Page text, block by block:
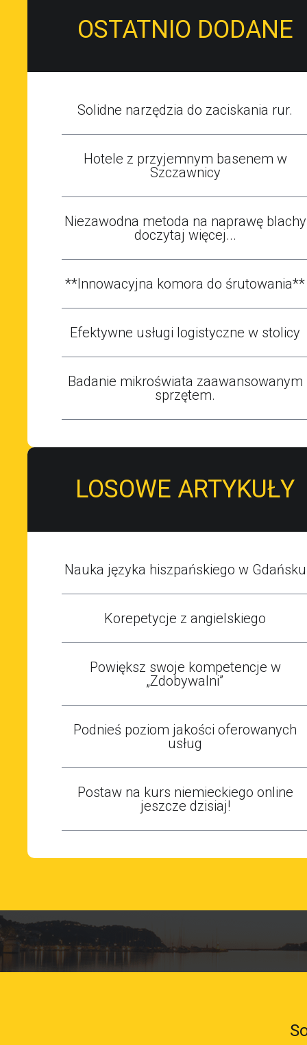
OSTATNIO DODANE
Solidne narzędzia do zaciskania rur.
Hotele z przyjemnym basenem w
Szczawnicy
Niezawodna metoda na naprawę blachy
doczytaj więcej...
**Innowacyjna komora do śrutowania**
Efektywne usługi logistyczne w stolicy
Badanie mikroświata zaawansowanym
sprzętem.
LOSOWE ARTYKUŁY
Nauka języka hiszpańskiego w Gdańsku
Korepetycje z angielskiego
Powiększ swoje kompetencje w
„Zdobywalni”
Podnieś poziom jakości oferowanych
usług
Postaw na kurs niemieckiego online
jeszcze dzisiaj!